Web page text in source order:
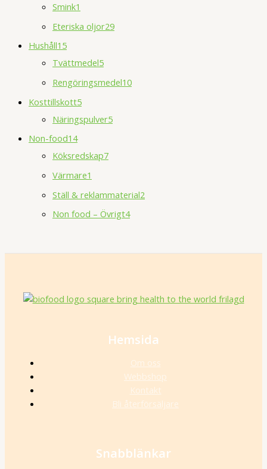
Smink1
Eteriska oljor29
Hushåll15
Tvättmedel5
Rengöringsmedel10
Kosttillskott5
Näringspulver5
Non-food14
Köksredskap7
Värmare1
Ställ & reklammaterial2
Non food – Övrigt4
Hemsida
Om oss
Webbshop
Kontakt
Bli återförsäljare
Snabblänkar